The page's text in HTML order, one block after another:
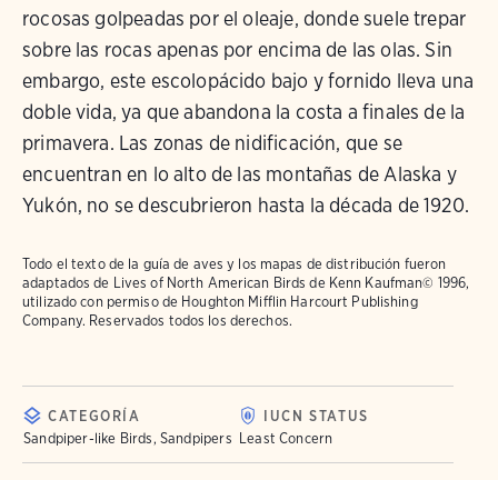
rocosas golpeadas por el oleaje, donde suele trepar
sobre las rocas apenas por encima de las olas. Sin
embargo, este escolopácido bajo y fornido lleva una
doble vida, ya que abandona la costa a finales de la
primavera. Las zonas de nidificación, que se
encuentran en lo alto de las montañas de Alaska y
Yukón, no se descubrieron hasta la década de 1920.
Todo el texto de la guía de aves y los mapas de distribución fueron
adaptados de Lives of North American Birds de Kenn Kaufman© 1996,
utilizado con permiso de Houghton Mifflin Harcourt Publishing
Company. Reservados todos los derechos.
CATEGORÍA
Sandpiper-like Birds, Sandpipers
IUCN STATUS
Least Concern